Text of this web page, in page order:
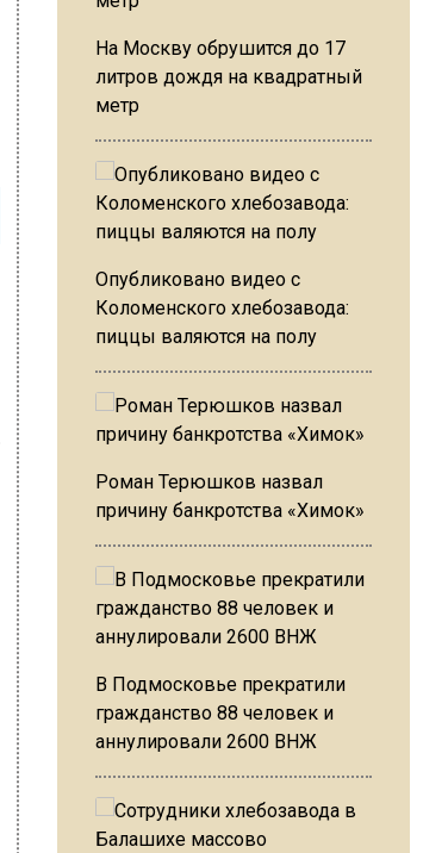
На Москву обрушится до 17
литров дождя на квадратный
метр
Опубликовано видео с
Коломенского хлебозавода:
пиццы валяются на полу
Роман Терюшков назвал
причину банкротства «Химок»
В Подмосковье прекратили
гражданство 88 человек и
аннулировали 2600 ВНЖ